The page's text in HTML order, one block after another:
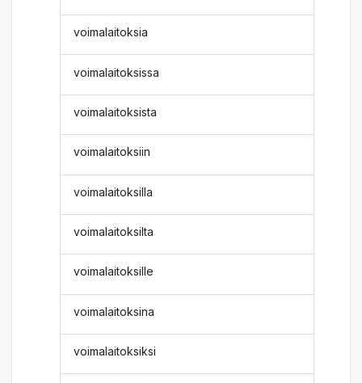
voimalaitoksia
voimalaitoksissa
voimalaitoksista
voimalaitoksiin
voimalaitoksilla
voimalaitoksilta
voimalaitoksille
voimalaitoksina
voimalaitoksiksi